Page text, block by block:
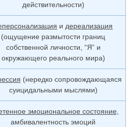
действительности)
и дереализация
(ощущение размытости границ
собственной личности, “Я” и
окружающего реального мира)
(нередко сопровождающаяся
суицидальными мыслями)
эмоциональное состояние,
амбивалентность эмоций